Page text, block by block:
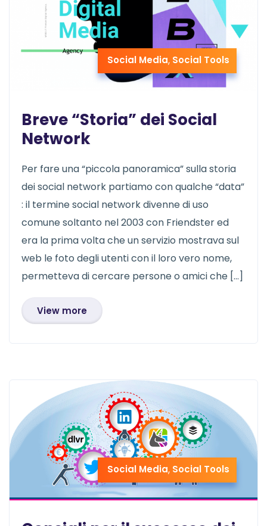
Social Media, Social Tools
Breve “Storia” dei Social
Network
Per fare una “piccola panoramica” sulla storia
dei social network partiamo con qualche “data”
: il termine social network divenne di uso
comune soltanto nel 2003 con Friendster ed
era la prima volta che un servizio mostrava sul
web le foto degli utenti con il loro vero nome,
permetteva di cercare persone o amici che […]
View more
Social Media, Social Tools